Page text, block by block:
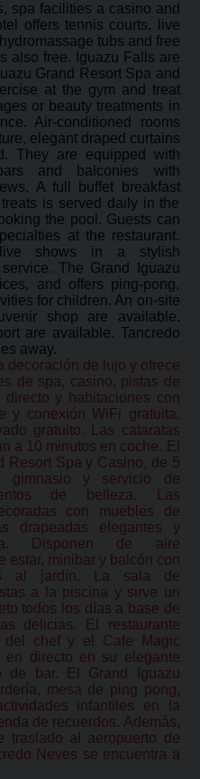
spa facilities a casino and
offers tennis courts, live
tubs and free
also free. Iguazu Falls are
Grand Resort Spa and
at the gym and treat
or beauty treatments in
Air-conditioned rooms
elegant draped curtains
They are equipped with
and balconies with
A full buffet breakfast
is served daily in the
the pool. Guests can
at the restaurant.
shows in a stylish
The Grand Iguazu
and offers ping-pong,
for children. An on-site
shop are available.
are available. Tancredo
away.
decoración de lujo y ofrece
de spa, casino, pistas de
directo y habitaciones con
y conexión WiFi gratuita.
gratuito. Las cataratas
a 10 minutos en coche. El
Resort Spa y Casino, de 5
gimnasio y servicio de
de belleza. Las
con muebles de
drapeadas elegantes y
Disponen de aire
estar, minibar y balcón con
al jardín. La sala de
a la piscina y sirve un
todos los días a base de
delicias. El restaurante
del chef y el Cafe Magic
en directo en su elegante
de bar. El Grand Iguazu
mesa de ping pong,
infantiles en la
de recuerdos. Además,
traslado al aeropuerto de
Neves se encuentra a